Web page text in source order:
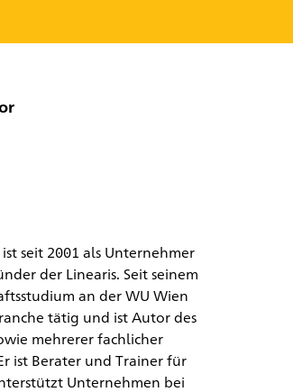
seit 2001 als Unternehmer
der Linearis. Seit seinem
an der WU Wien
tätig und ist Autor des
mehrerer fachlicher
ist Berater und Trainer für
Unternehmen bei